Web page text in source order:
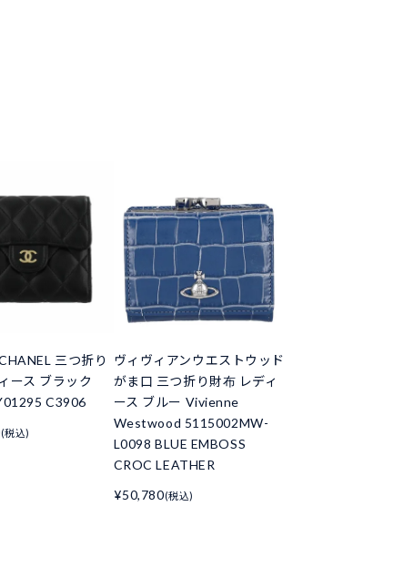
三つ折り
ース ブラック
C3906
(税込)
ヴィヴィアンウエストウッド
がま口 三つ折り財布 レディ
ース ブルー Vivienne
Westwood 5115002MW-
L0098 BLUE EMBOSS
CROC LEATHER
¥50,780(税込)